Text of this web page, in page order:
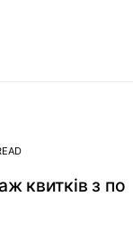
квитків з по